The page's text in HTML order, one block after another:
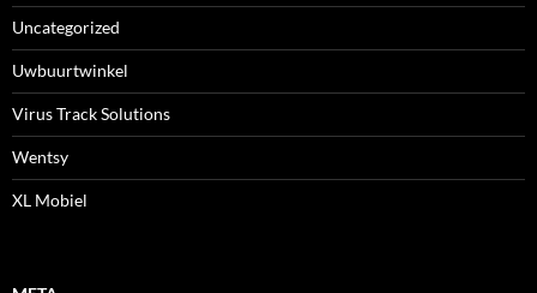
Uncategorized
Uwbuurtwinkel
Virus Track Solutions
Wentsy
XL Mobiel